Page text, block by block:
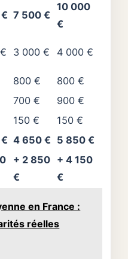
7 500 €
10 000
€
3 000 € 4 000 €
800 €
800 €
700 €
900 €
150 €
150 €
4 650 € 5 850 €
+ 2 850
€
+ 4 150
€
en France :
réelles